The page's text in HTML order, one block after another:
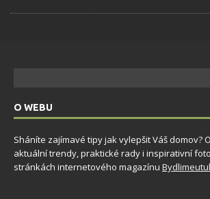
O WEBU
Sháníte zajímavé tipy jak vylepšit Váš domov?
aktuální trendy, praktické rady i inspirativní
stránkách internetového magazínu